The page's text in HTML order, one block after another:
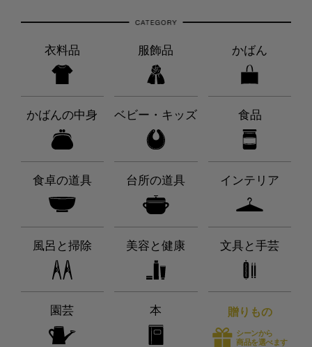
衣料品 服飾品 かばん
かばんの中身 ベビー・キッズ 食品
食卓の道具 台所の道具 インテリア
風呂と掃除 美容と健康 文具と手芸
園芸 本 贈りもの
シーンから
商品を選べます